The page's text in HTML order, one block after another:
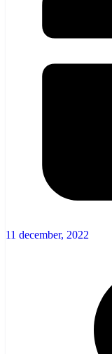
11 december, 2022